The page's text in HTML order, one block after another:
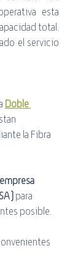
esta
total.
el servicio
Doble
la Fibra
para
posible.